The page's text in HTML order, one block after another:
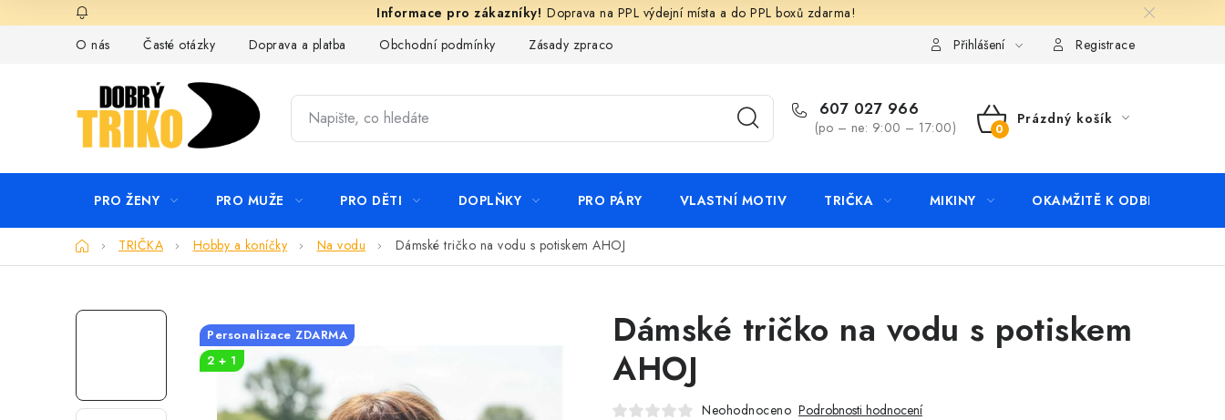
na
Doprava na PPL výdejní místa a do PPL boxů zdarma!
O nás
Časté otázky Doprava a platba Obchodní podmínky Zásady zpracování ochrany osobních údajů KontaktyPřihlášení Registrace
607 027 966
(po – ne: 9:00 – 17:00)
NÁKUPNÍ
Prázdný košík
PRO ŽENY PRO MUŽE PRO DĚTI DOPLŇKY PRO PÁRY VLASTNÍ MOTIV TRIČKA MIKINY OKAMŽITĚ K ODBĚRU
DomůTRIČKA Hobby a koníčky Na vodu Dámské tričko na vodu s potiskem AHOJ
Dámské tričko na vodu s potiskem
AHOJ
Neohodnoceno Podrobnosti hodnocení
Personalizace ZDARMA
2 + 1